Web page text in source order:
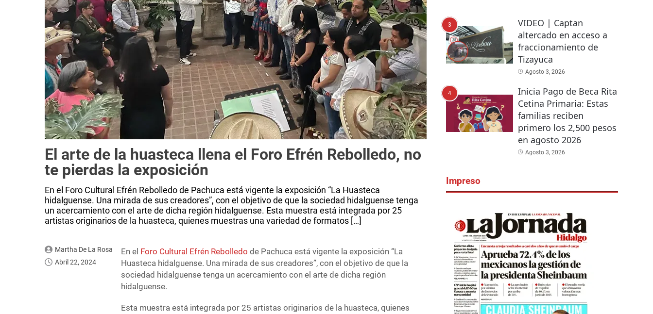
El arte de la huasteca llena el Foro Efrén Rebolledo, no
te pierdas la exposición
En el Foro Cultural Efrén Rebolledo de Pachuca está vigente la exposición “La Huasteca
hidalguense. Una mirada de sus creadores”, con el objetivo de que la sociedad hidalguense tenga
un acercamiento con el arte de dicha región hidalguense. Esta muestra está integrada por 25
artistas originarios de la huasteca, quienes muestras una variedad de formatos […]
Martha De La Rosa
Abril 22, 2024
En el Foro Cultural Efrén Rebolledo de Pachuca está vigente la exposición “La
Huasteca hidalguense. Una mirada de sus creadores”, con el objetivo de que la
sociedad hidalguense tenga un acercamiento con el arte de dicha región
hidalguense.
Esta muestra está integrada por 25 artistas originarios de la huasteca, quienes
3
VIDEO | Captan
altercado en acceso a
fraccionamiento de
Tizayuca
Agosto 3, 2026
4
Inicia Pago de Beca Rita
Cetina Primaria: Estas
familias reciben
primero los 2,500 pesos
en agosto 2026
Agosto 3, 2026
Impreso